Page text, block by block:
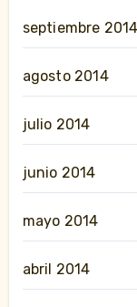
septiembre 2014
agosto 2014
julio 2014
junio 2014
mayo 2014
abril 2014